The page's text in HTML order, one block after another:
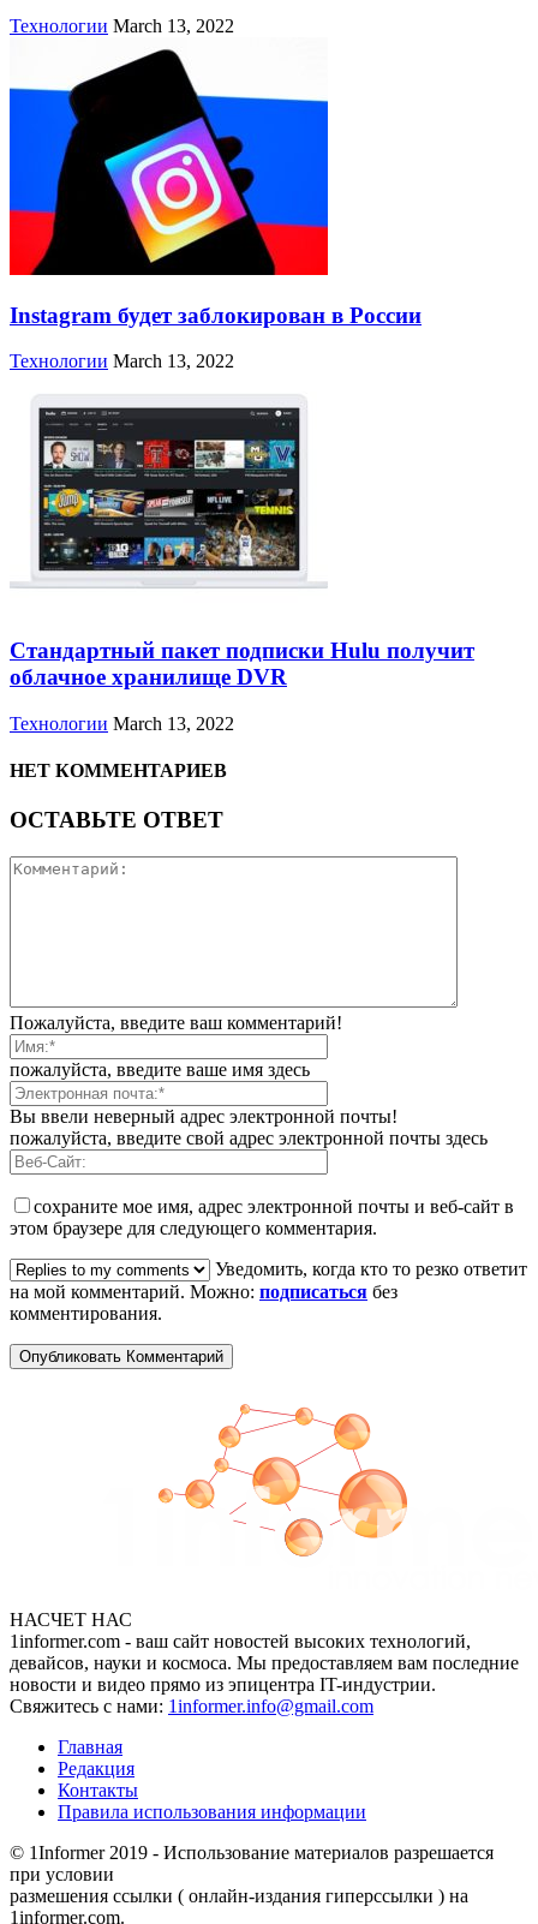
Технологии March 13, 2022
Instagram будет заблокирован в России
Технологии March 13, 2022
Стандартный пакет подписки Hulu получит
облачное хранилище DVR
Технологии March 13, 2022
НЕТ КОММЕНТАРИЕВ
ОСТАВЬТЕ ОТВЕТ
Пожалуйста, введите ваш комментарий!
пожалуйста, введите ваше имя здесь
Вы ввели неверный адрес электронной почты!
пожалуйста, введите свой адрес электронной почты здесь
сохраните мое имя, адрес электронной почты и веб-сайт в
этом браузере для следующего комментария.
Уведомить, когда кто то резко ответит
на мой комментарий. Можно: подписаться без
комментирования.
НАСЧЕТ НАС
1informer.com - ваш сайт новостей высоких технологий,
девайсов, науки и космоса. Мы предоставляем вам последние
новости и видео прямо из эпицентра IT-индустрии.
Свяжитесь с нами: 1informer.info@gmail.com
Главная
Редакция
Контакты
Правила использования информации
© 1Informer 2019 - Использование материалов разрешается
при условии
размешения ссылки ( онлайн-издания гиперссылки ) на
1informer.com.